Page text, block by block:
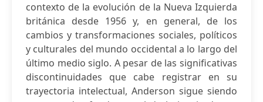
contexto de la evolución de la Nueva Izquierda
británica desde 1956 y, en general, de los
cambios y transformaciones sociales, políticos
y culturales del mundo occidental a lo largo del
último medio siglo. A pesar de las significativas
discontinuidades que cabe registrar en su
trayectoria intelectual, Anderson sigue siendo